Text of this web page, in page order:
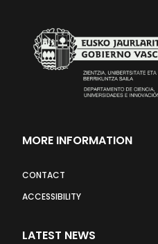
MORE INFORMATION
CONTACT
ACCESSIBILITY
LATEST NEWS